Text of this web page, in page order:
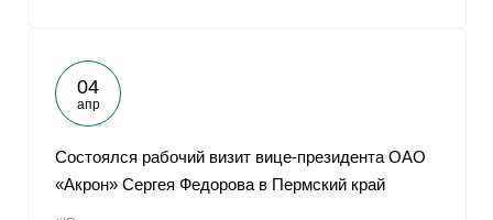
04
апр
Cостоялся рабочий визит вице-президента ОАО
«Акрон» Сергея Федорова в Пермский край